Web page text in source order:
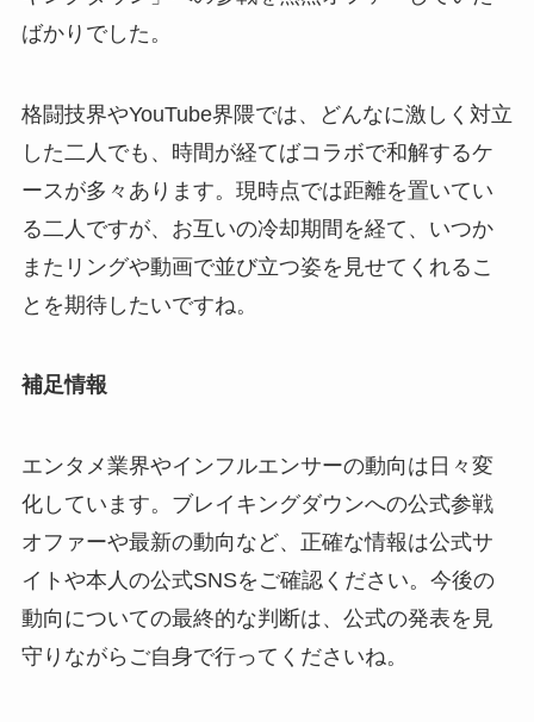
ばかりでした。
格闘技界やYouTube界隈では、どんなに激しく対立
した二人でも、時間が経てばコラボで和解するケ
ースが多々あります。現時点では距離を置いてい
る二人ですが、お互いの冷却期間を経て、いつか
またリングや動画で並び立つ姿を見せてくれるこ
とを期待したいですね。
補足情報
エンタメ業界やインフルエンサーの動向は日々変
化しています。ブレイキングダウンへの公式参戦
オファーや最新の動向など、正確な情報は公式サ
イトや本人の公式SNSをご確認ください。今後の
動向についての最終的な判断は、公式の発表を見
守りながらご自身で行ってくださいね。